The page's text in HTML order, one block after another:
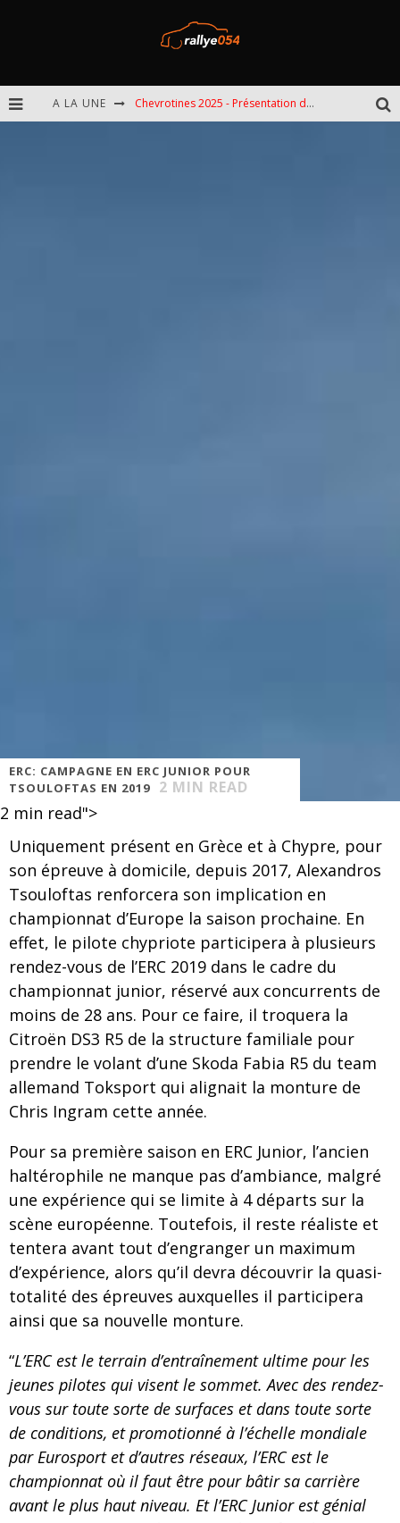
A LA UNE Chevrotines 2025 - Présentation de l'épreuve
ERC: CAMPAGNE EN ERC JUNIOR POUR
TSOULOFTAS EN 2019
2 MIN READ
2 min read">
Uniquement présent en Grèce et à Chypre, pour
son épreuve à domicile, depuis 2017, Alexandros
Tsouloftas renforcera son implication en
championnat d’Europe la saison prochaine. En
effet, le pilote chypriote participera à plusieurs
rendez-vous de l’ERC 2019 dans le cadre du
championnat junior, réservé aux concurrents de
moins de 28 ans. Pour ce faire, il troquera la
Citroën DS3 R5 de la structure familiale pour
prendre le volant d’une Skoda Fabia R5 du team
allemand Toksport qui alignait la monture de
Chris Ingram cette année.
Pour sa première saison en ERC Junior, l’ancien
haltérophile ne manque pas d’ambiance, malgré
une expérience qui se limite à 4 départs sur la
scène européenne. Toutefois, il reste réaliste et
tentera avant tout d’engranger un maximum
d’expérience, alors qu’il devra découvrir la quasi-
totalité des épreuves auxquelles il participera
ainsi que sa nouvelle monture.
“L’ERC est le terrain d’entraînement ultime pour les
jeunes pilotes qui visent le sommet.Avec des rendez-
vous sur toute sorte de surfaces et dans toute sorte
de conditions, et promotionné à l’échelle mondiale
par Eurosport et d’autres réseaux, l’ERC est le
championnat où il faut être pour bâtir sa carrière
avant le plus haut niveau. Et l’ERC Junior est génial